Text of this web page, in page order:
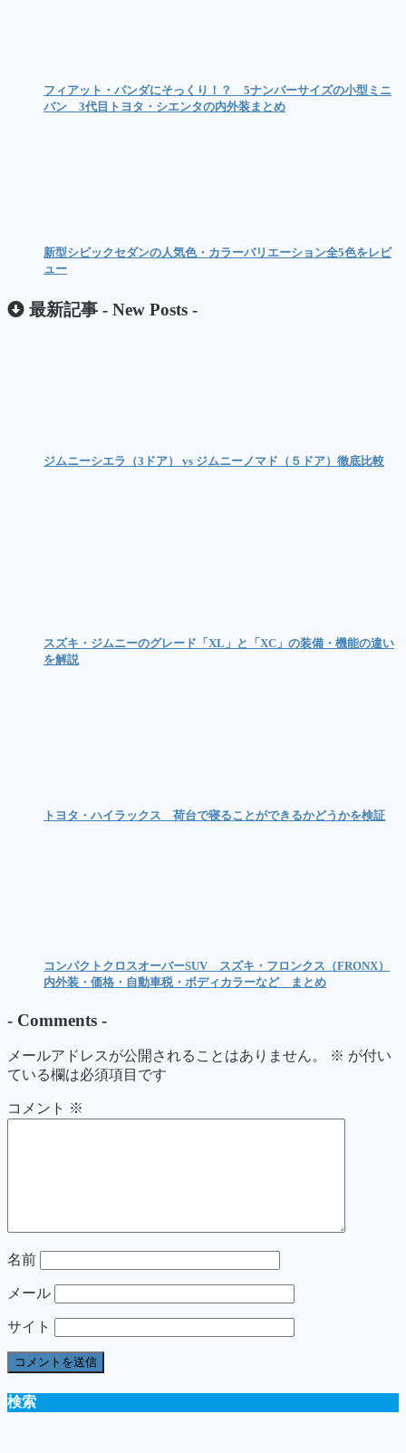
フィアット・パンダにそっくり！？ 5ナンバーサイズの小型ミニ
バン 3代目トヨタ・シエンタの内外装まとめ
新型シビックセダンの人気色・カラーバリエーション全5色をレビ
ュー
最新記事 - New Posts -
ジムニーシエラ（3ドア） vs ジムニーノマド（５ドア）徹底比較
スズキ・ジムニーのグレード「XL」と「XC」の装備・機能の違い
を解説
トヨタ・ハイラックス 荷台で寝ることができるかどうかを検証
コンパクトクロスオーバーSUV スズキ・フロンクス（FRONX）
内外装・価格・自動車税・ボディカラーなど まとめ
- Comments -
メールアドレスが公開されることはありません。 ※ が付い
ている欄は必須項目です
コメント ※
名前
メール
サイト
検索